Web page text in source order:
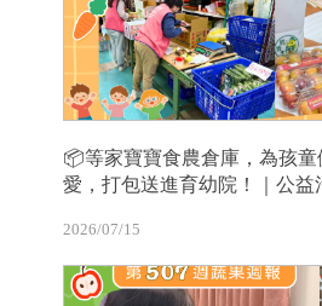
📦等家寶寶食農倉庫，為孩
愛，打包送進育幼院！｜公益
2026/07/15